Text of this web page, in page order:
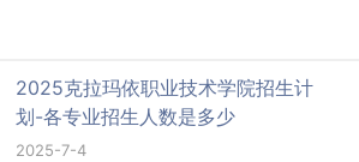
2025克拉玛依职业技术学院招生计
划-各专业招生人数是多少
2025-7-4